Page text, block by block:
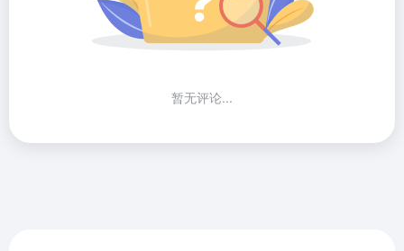
暂无评论...